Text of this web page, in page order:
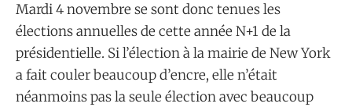
Mardi 4 novembre se sont donc tenues les
élections annuelles de cette année N+1 de la
présidentielle. Si l’élection à la mairie de New York
a fait couler beaucoup d’encre, elle n’était
néanmoins pas la seule élection avec beaucoup